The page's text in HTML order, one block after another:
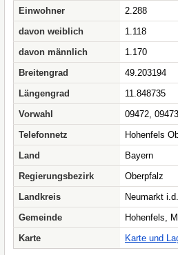
Einwohner
2.288
davon weiblich
1.118
davon männlich
1.170
Breitengrad
49.203194
Längengrad
11.848735
Vorwahl
09472,
Telefonnetz
Hohenfels
Land
Bayern
Regierungsbezirk
Oberpfalz
Landkreis
Neumarkt
Gemeinde
Hohenfels, M
Karte
Karte und